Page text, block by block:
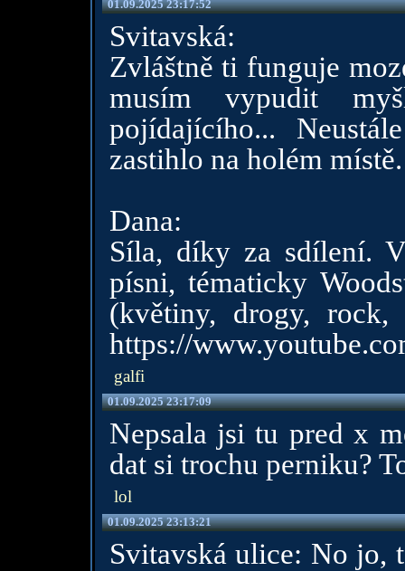
01.09.2025 23:17:52
Svitavská:
Zvláštně ti funguje
musím vypudit
pojídajícího...
zastihlo na holém místě.
Dana:
Síla, díky za sdílení.
písni, tématicky
(květiny, drogy,
https://
galfi
01.09.2025 23:17:09
Nepsala jsi tu pred x
dat si trochu perniku?
lol
01.09.2025 23:13:21
Svitavská ulice: No jo,